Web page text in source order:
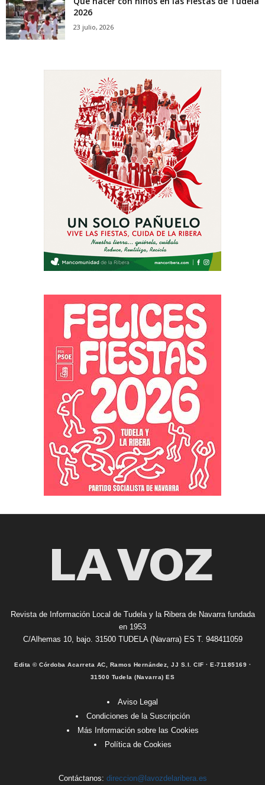
2026
23 julio, 2026
Revista de Información Local de Tudela y la Ribera de Navarra fundada
en 1953
C/Alhemas 10, bajo. 31500 TUDELA (Navarra) ES T. 948411059
Edita © Córdoba Acarreta AC, Ramos Hernández, JJ S.I. CIF · E-71185169 ·
31500 Tudela (Navarra) ES
Aviso Legal
Condiciones de la Suscripción
Más Información sobre las Cookies
Política de Cookies
Contáctanos: direccion@lavozdelaribera.es